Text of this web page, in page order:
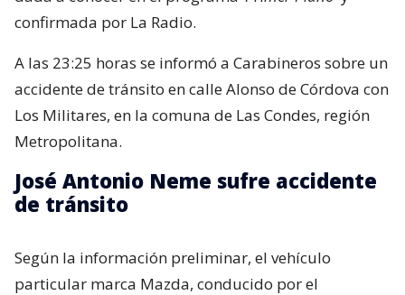
confirmada por La Radio.
A las 23:25 horas se informó a Carabineros sobre un
accidente de tránsito en calle Alonso de Córdova con
Los Militares, en la comuna de Las Condes, región
Metropolitana.
José Antonio Neme sufre accidente
de tránsito
Según la información preliminar, el vehículo
particular marca Mazda, conducido por el